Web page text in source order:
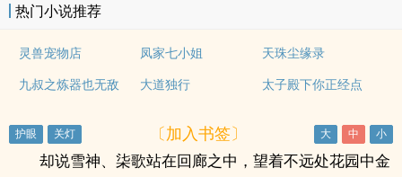
热门小说推荐
灵兽宠物店 凤家七小姐
天珠尘缘录
九叔之炼器也无敌
大道独行 太子殿下你正经点
〔加入书签〕
却说雪神、柒歌站在回廊之中，望着不远处花园中金